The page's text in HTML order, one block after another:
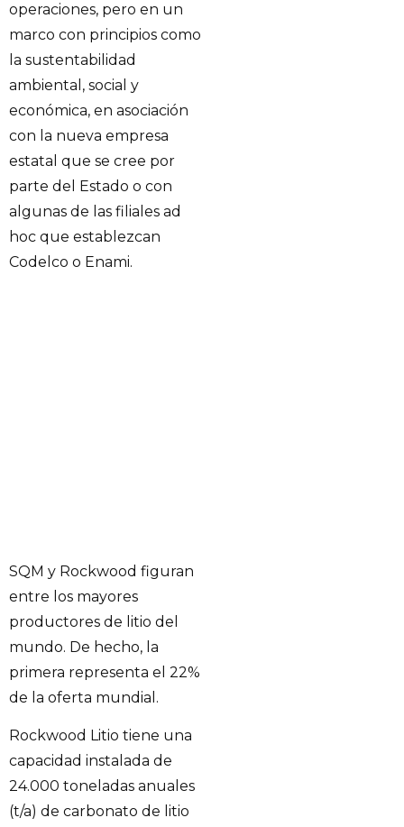
operaciones, pero en un
marco con principios como
la sustentabilidad
ambiental, social y
económica, en asociación
con la nueva empresa
estatal que se cree por
parte del Estado o con
algunas de las filiales ad
hoc que establezcan
Codelco o Enami.
SQM y Rockwood figuran
entre los mayores
productores de litio del
mundo. De hecho, la
primera representa el 22%
de la oferta mundial.
Rockwood Litio tiene una
capacidad instalada de
24.000 toneladas anuales
(t/a) de carbonato de litio